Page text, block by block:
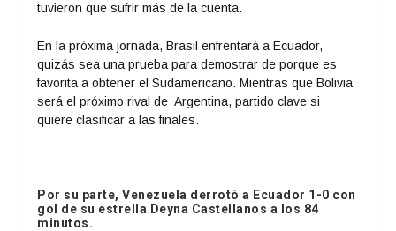
tuvieron que sufrir más de la cuenta.
En la próxima jornada, Brasil enfrentará a Ecuador,
quizás sea una prueba para demostrar de porque es
favorita a obtener el Sudamericano. Mientras que Bolivia
será el próximo rival de Argentina, partido clave si
quiere clasificar a las finales.
Por su parte, Venezuela derrotó a Ecuador 1-0 con
gol de su estrella Deyna Castellanos a los 84
minutos.